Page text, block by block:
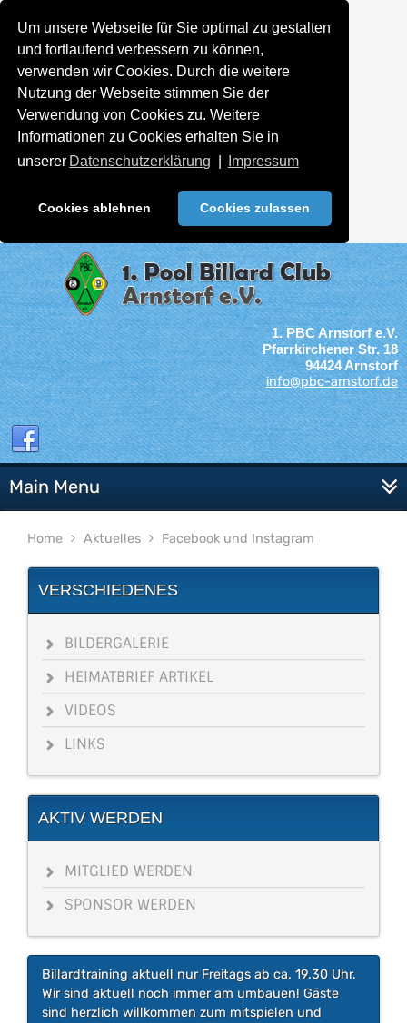
Um unsere Webseite für Sie optimal zu gestalten
und fortlaufend verbessern zu können,
verwenden wir Cookies. Durch die weitere
Nutzung der Webseite stimmen Sie der
Verwendung von Cookies zu. Weitere
Informationen zu Cookies erhalten Sie in
unserer Datenschutzerklärung Impressum
Cookies ablehnen Cookies zulassen
1. PBC Arnstorf e.V.
Pfarrkirchener Str. 18
94424 Arnstorf
info@pbc-arnstorf.de
Main Menu
Home Aktuelles Facebook und Instagram
VERSCHIEDENES
BILDERGALERIE
HEIMATBRIEF ARTIKEL
VIDEOS
LINKS
AKTIV WERDEN
MITGLIED WERDEN
SPONSOR WERDEN
Billardtraining aktuell nur Freitags ab ca. 19.30 Uhr.
Wir sind aktuell noch immer am umbauen! Gäste
sind herzlich willkommen zum mitspielen und